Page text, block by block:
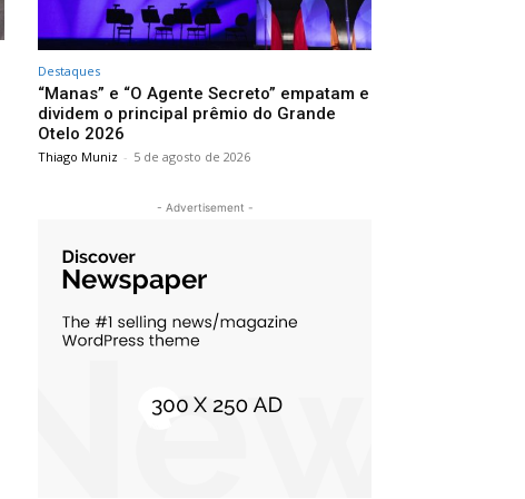
Destaques
“Manas” e “O Agente Secreto” empatam e
dividem o principal prêmio do Grande
Otelo 2026
Thiago Muniz - 5 de agosto de 2026
- Advertisement -